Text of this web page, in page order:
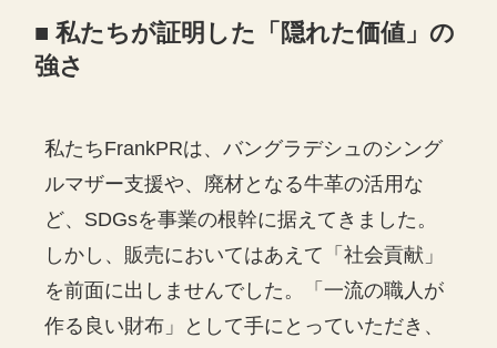
■ 私たちが証明した「隠れた価値」の
強さ
私たちFrankPRは、バングラデシュのシング
ルマザー支援や、廃材となる牛革の活用な
ど、SDGsを事業の根幹に据えてきました。
しかし、販売においてはあえて「社会貢献」
を前面に出しませんでした。「一流の職人が
作る良い財布」として手にとっていただき、